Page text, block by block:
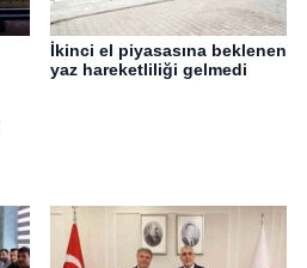
İkinci el piyasasına beklenen
yaz hareketliliği gelmedi